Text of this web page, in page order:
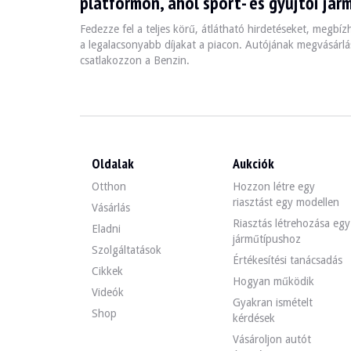
Az autó 4 jó állapotú Alpina keréktárcsával
Az eladó egy Franciaországban, Carquefou-ban (44)
Fedezze fel a teljes körű, átlátható hirdetéseket,
a legalacsonyabb díjakat a piacon. Autójának
csatlakozzon a Benzin.
Oldalak
Otthon
Vásárlás
Eladni
Szolgáltatások
Cikkek
Videók
Shop
Aukciók
Hozzon létre egy
riasztást egy modellen
Riasztás létrehozása egy
járműtípushoz
Értékesítési tanácsadás
Hogyan működik
Gyakran ismételt
kérdések
Vásároljon autót